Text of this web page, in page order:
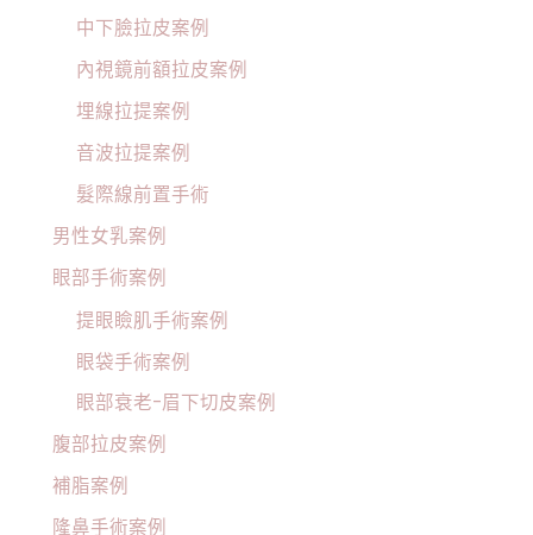
中下臉拉皮案例
內視鏡前額拉皮案例
埋線拉提案例
音波拉提案例
髮際線前置手術
男性女乳案例
眼部手術案例
提眼瞼肌手術案例
眼袋手術案例
眼部衰老-眉下切皮案例
腹部拉皮案例
補脂案例
隆鼻手術案例